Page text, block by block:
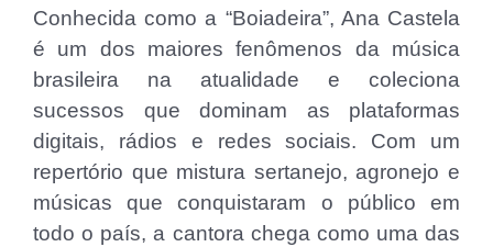
Conhecida como a “Boiadeira”, Ana Castela
é um dos maiores fenômenos da música
brasileira na atualidade e coleciona
sucessos que dominam as plataformas
digitais, rádios e redes sociais. Com um
repertório que mistura sertanejo, agronejo e
músicas que conquistaram o público em
todo o país, a cantora chega como uma das